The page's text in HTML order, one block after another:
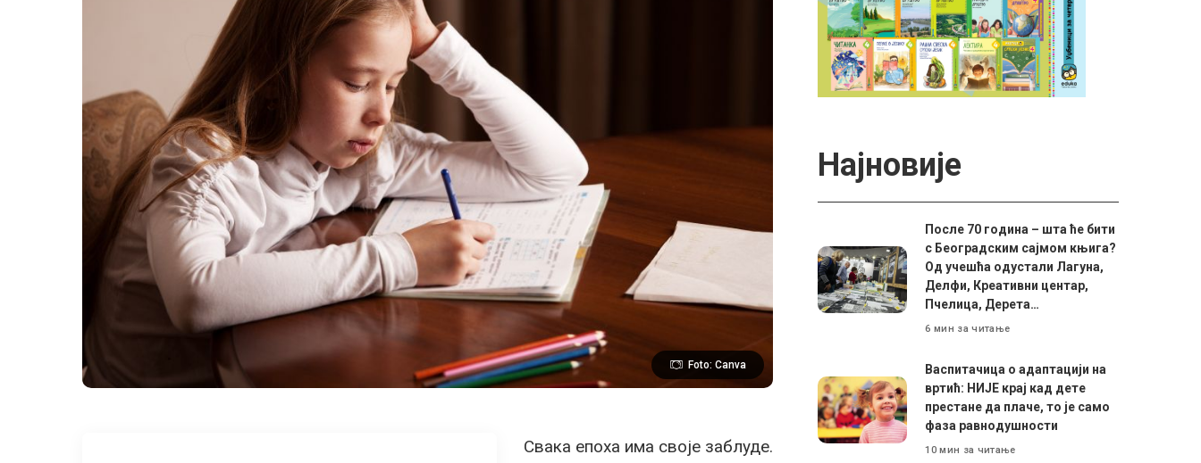
Foto: Canva
Свака епоха има своје заблуде.
Најновије
После 70 година – шта ће бити
с Београдским сајмом књига?
Од учешћа одустали Лагуна,
Делфи, Креативни центар,
Пчелица, Дерета…
6 мин за читање
Васпитачица о адаптацији на
вртић: НИЈЕ крај кад дете
престане да плаче, то је само
фаза равнодушности
10 мин за читање